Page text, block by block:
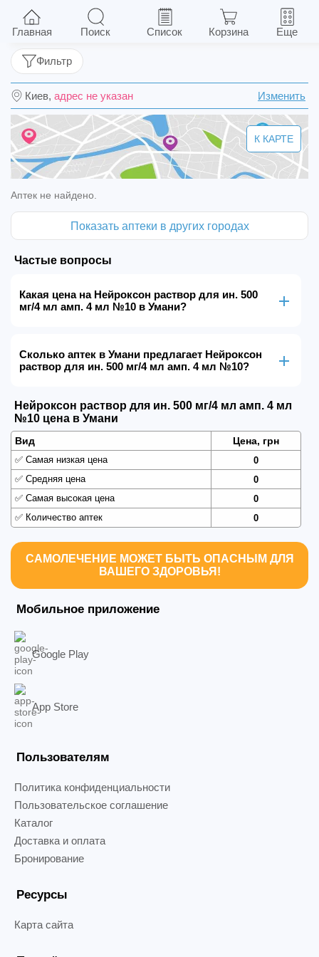
Нейроксон раствор для ин. 500 мг/4 мл амп. 4
мл №10
Киев, адрес не указан Изменить
Фильтр
К КАРТЕ
Аптек не найдено.
Показать аптеки в других городах
Частые вопросы
Какая цена на Нейроксон раствор для ин. 500
мг/4 мл амп. 4 мл №10 в Умани?
Сколько аптек в Умани предлагает Нейроксон
раствор для ин. 500 мг/4 мл амп. 4 мл №10?
Нейроксон раствор для ин. 500 мг/4 мл амп. 4 мл
№10 цена в Умани
Вид Цена, грн
✅ Самая низкая цена
0
✅ Средняя цена
0
✅ Самая высокая цена
0
✅ Количество аптек 0
САМОЛЕЧЕНИЕ МОЖЕТ БЫТЬ ОПАСНЫМ ДЛЯ
ВАШЕГО ЗДОРОВЬЯ!
Мобильное приложение
Google Play
App Store
Пользователям
Политика конфиденциальности
Пользовательское соглашение
Каталог
Доставка и оплата
Бронирование
Ресурсы
Карта сайта
Главная Поиск Список Корзина Еще